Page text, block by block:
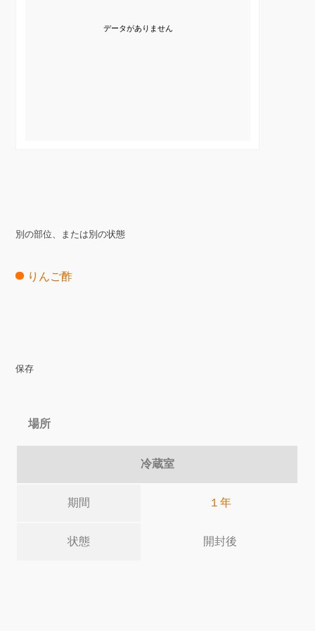
データがありません
別の部位、または別の状態
りんご酢
保存
場所
冷蔵室
期間 １年
状態 開封後